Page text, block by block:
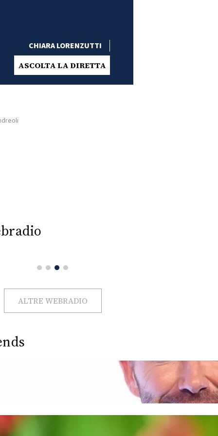
CHIARA LORENZUTTI
ASCOLTA LA DIRETTA
ALTRE WEBRADIO